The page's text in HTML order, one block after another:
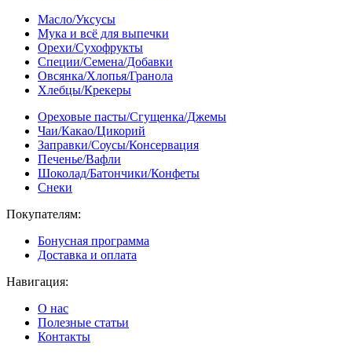
Масло/Уксусы
Мука и всё для выпечки
Орехи/Сухофрукты
Специи/Семена/Добавки
Овсянка/Хлопья/Гранола
Хлебцы/Крекеры
Ореховые пасты/Сгущенка/Джемы
Чаи/Какао/Цикорий
Заправки/Соусы/Консервация
Печенье/Вафли
Шоколад/Батончики/Конфеты
Снеки
Покупателям:
Бонусная программа
Доставка и оплата
Навигация:
О нас
Полезные статьи
Контакты